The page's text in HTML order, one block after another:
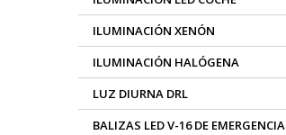
ILUMINACIÓN XENÓN
ILUMINACIÓN HALÓGENA
LUZ DIURNA DRL
BALIZAS LED V-16 DE EMERGENCIA